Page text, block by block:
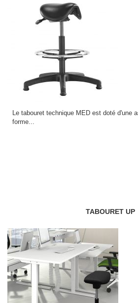
Le tabouret technique MED est doté d'une
forme...
TABOURET UP